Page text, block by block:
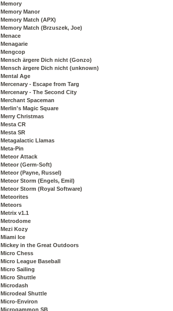
Memory
Memory Manor
Memory Match (APX)
Memory Match (Brzuszek, Joe)
Menace
Menagarie
Mengcop
Mensch ärgere Dich nicht (Gonzo)
Mensch ärgere Dich nicht (unknown)
Mental Age
Mercenary - Escape from Targ
Mercenary - The Second City
Merchant Spaceman
Merlin's Magic Square
Merry Christmas
Mesta CR
Mesta SR
Metagalactic Llamas
Meta-Pin
Meteor Attack
Meteor (Germ-Soft)
Meteor (Payne, Russel)
Meteor Storm (Engels, Emil)
Meteor Storm (Royal Software)
Meteorites
Meteors
Metrix v1.1
Metrodome
Mezi Kozy
Miami Ice
Mickey in the Great Outdoors
Micro Chess
Micro League Baseball
Micro Sailing
Micro Shuttle
Microdash
Microdeal Shuttle
Micro-Environ
Microgammon SB